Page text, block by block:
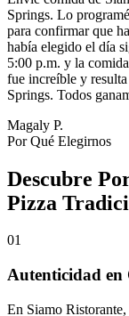
Springs. Lo
para confirmar que
había elegido el día
5:00 p.m. y la
fue increíble y
Springs. Todos
Magaly P.
Por Qué Elegirnos
Descubre
Pizza
01
Autenticidad en
En Siamo